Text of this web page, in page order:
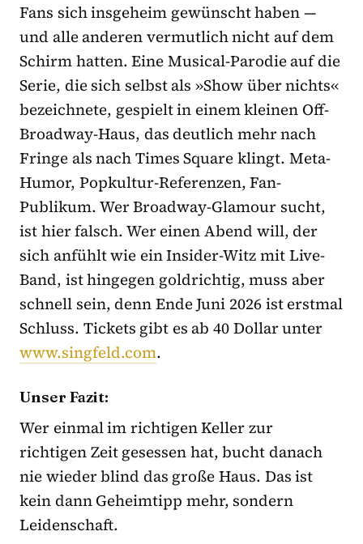
Fans sich insgeheim gewünscht haben —
und alle anderen vermutlich nicht auf dem
Schirm hatten. Eine Musical-Parodie auf die
Serie, die sich selbst als »Show über nichts«
bezeichnete, gespielt in einem kleinen Off-
Broadway-Haus, das deutlich mehr nach
Fringe als nach Times Square klingt. Meta-
Humor, Popkultur-Referenzen, Fan-
Publikum. Wer Broadway-Glamour sucht,
ist hier falsch. Wer einen Abend will, der
sich anfühlt wie ein Insider-Witz mit Live-
Band, ist hingegen goldrichtig, muss aber
schnell sein, denn Ende Juni 2026 ist erstmal
Schluss. Tickets gibt es ab 40 Dollar unter
www.singfeld.com.
Unser Fazit:
Wer einmal im richtigen Keller zur
richtigen Zeit gesessen hat, bucht danach
nie wieder blind das große Haus. Das ist
kein dann Geheimtipp mehr, sondern
Leidenschaft.